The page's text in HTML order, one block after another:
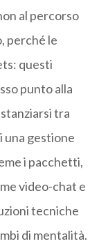
al percorso
perché le
questi
punto alla
tra
una gestione
i pacchetti,
video-chat e
tecniche
di mentalità.